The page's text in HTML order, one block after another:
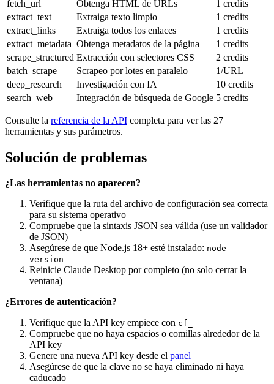
fetch_url
Obtenga HTML de URLs
1 credits
extract_text
Extraiga texto limpio
1 credits
extract_links
Extraiga todos los enlaces
1 credits
extract_metadata Obtenga metadatos de la página
1 credits
scrape_structured Extracción con selectores CSS
2 credits
batch_scrape
Scrapeo por lotes en paralelo
1/URL
deep_research
Investigación con IA
10 credits
search_web
Integración de búsqueda de Google 5 credits
Consulte la referencia de la API completa para ver las 27
herramientas y sus parámetros.
Solución de problemas
¿Las herramientas no aparecen?
Verifique que la ruta del archivo de configuración sea correcta
para su sistema operativo
Compruebe que la sintaxis JSON sea válida (use un validador
de JSON)
Asegúrese de que Node.js 18+ esté instalado: node --
version
Reinicie Claude Desktop por completo (no solo cerrar la
ventana)
¿Errores de autenticación?
Verifique que la API key empiece con cf_
Compruebe que no haya espacios o comillas alrededor de la
API key
Genere una nueva API key desde el panel
Asegúrese de que la clave no se haya eliminado ni haya
caducado